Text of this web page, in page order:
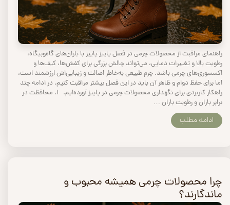
راهنمای مراقبت از محصولات چرمی در فصل پاییز پاییز با باران‌های گاه‌وبیگاه،
رطوبت بالا و تغییرات دمایی، می‌تواند چالش بزرگی برای کفش‌ها، کیف‌ها و
اکسسوری‌های چرمی باشد. چرم طبیعی به‌خاطر اصالت و زیبایی‌اش ارزشمند است،
اما برای حفظ دوام و ظاهر آن باید در این فصل بیشتر مراقبت کنیم. در ادامه چند
راهکار کاربردی برای نگهداری محصولات چرمی در پاییز آورده‌ایم. ۱. محافظت در
برابر باران و رطوبت باران …
ادامه مطلب
چرا محصولات چرمی همیشه محبوب و
ماندگارند؟